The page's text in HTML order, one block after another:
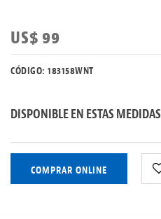
US$ 99
CÓDIGO: 183158WNT
DISPONIBLE EN ESTAS MEDIDAS
COMPRAR ONLINE